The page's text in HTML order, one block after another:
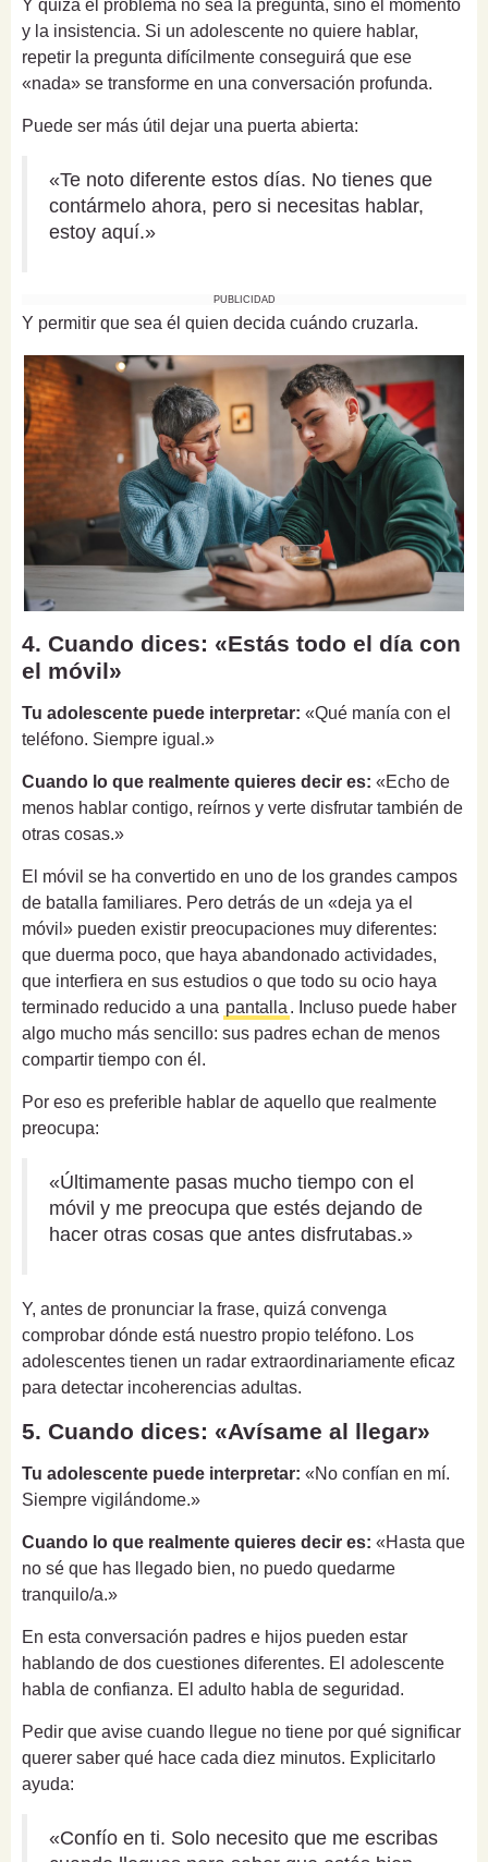
Y quizá el problema no sea la pregunta, sino el momento
y la insistencia. Si un adolescente no quiere hablar,
repetir la pregunta difícilmente conseguirá que ese
«nada» se transforme en una conversación profunda.
Puede ser más útil dejar una puerta abierta:
«Te noto diferente estos días. No tienes que
contármelo ahora, pero si necesitas hablar,
estoy aquí.»
PUBLICIDAD
Y permitir que sea él quien decida cuándo cruzarla.
4. Cuando dices: «Estás todo el día con
el móvil»
Tu adolescente puede interpretar: «Qué manía con el
teléfono. Siempre igual.»
Cuando lo que realmente quieres decir es: «Echo de
menos hablar contigo, reírnos y verte disfrutar también de
otras cosas.»
El móvil se ha convertido en uno de los grandes campos
de batalla familiares. Pero detrás de un «deja ya el
móvil» pueden existir preocupaciones muy diferentes:
que duerma poco, que haya abandonado actividades,
que interfiera en sus estudios o que todo su ocio haya
terminado reducido a una pantalla . Incluso puede haber
algo mucho más sencillo: sus padres echan de menos
compartir tiempo con él.
Por eso es preferible hablar de aquello que realmente
preocupa:
«Últimamente pasas mucho tiempo con el
móvil y me preocupa que estés dejando de
hacer otras cosas que antes disfrutabas.»
Y, antes de pronunciar la frase, quizá convenga
comprobar dónde está nuestro propio teléfono. Los
adolescentes tienen un radar extraordinariamente eficaz
para detectar incoherencias adultas.
5. Cuando dices: «Avísame al llegar»
Tu adolescente puede interpretar: «No confían en mí.
Siempre vigilándome.»
Cuando lo que realmente quieres decir es: «Hasta que
no sé que has llegado bien, no puedo quedarme
tranquilo/a.»
En esta conversación padres e hijos pueden estar
hablando de dos cuestiones diferentes. El adolescente
habla de confianza. El adulto habla de seguridad.
Pedir que avise cuando llegue no tiene por qué significar
querer saber qué hace cada diez minutos. Explicitarlo
ayuda:
«Confío en ti. Solo necesito que me escribas